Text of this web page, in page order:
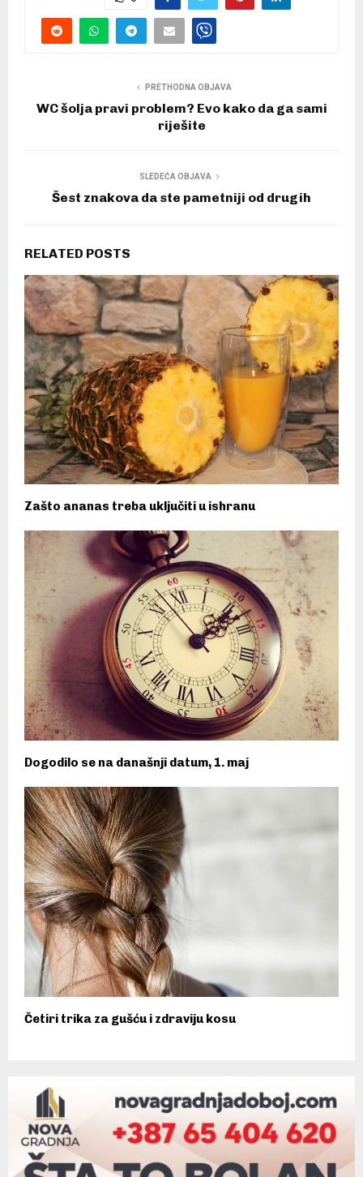
PRETHODNA OBJAVA
WC šolja pravi problem? Evo kako da ga sami
riješite
SLEDEĆA OBJAVA
Šest znakova da ste pametniji od drugih
RELATED POSTS
Zašto ananas treba uključiti u ishranu
Dogodilo se na današnji datum, 1. maj
Četiri trika za gušću i zdraviju kosu